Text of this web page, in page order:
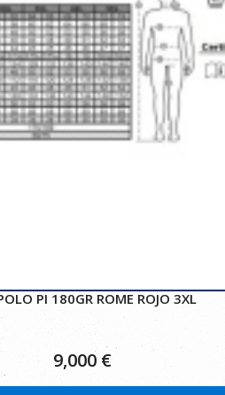
PI 180GR ROME ROJO 3XL
9,000 €